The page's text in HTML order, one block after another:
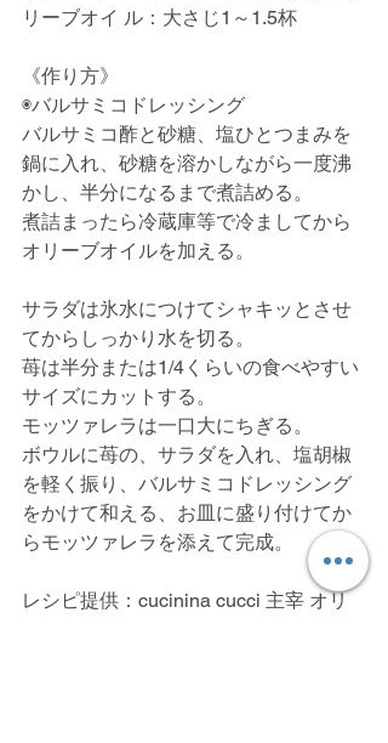
リーブオイ ル：大さじ1～1.5杯
《作り方》
◉バルサミコドレッシング
バルサミコ酢と砂糖、塩ひとつまみを
鍋に入れ、砂糖を溶かしながら一度沸
かし、半分になるまで煮詰める。
煮詰まったら冷蔵庫等で冷ましてから
オリーブオイルを加える。
サラダは氷水につけてシャキッとさせ
てからしっかり水を切る。
苺は半分または1/4くらいの食べやすい
サイズにカットする。
モッツァレラは一口大にちぎる。
ボウルに苺の、サラダを入れ、塩胡椒
を軽く振り、バルサミコドレッシング
をかけて和える、お皿に盛り付けてか
らモッツァレラを添えて完成。
レシピ提供：cucinina cucci 主宰 オリ